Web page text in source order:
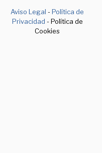
Aviso Legal -Política de
Privacidad - Política de
Cookies